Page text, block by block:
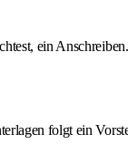
ein Anschreiben.
folgt ein